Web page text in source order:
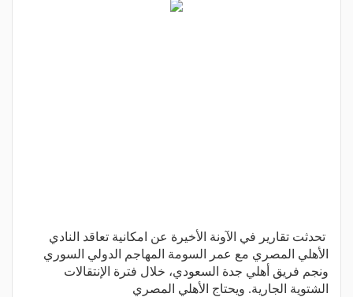
تحدثت تقارير في الآونة الأخيرة عن امكانية تعاقد النادي
الأهلي المصري مع عمر السومة المهاجم الدولي السوري
ونجم فريق أهلي جدة السعودي، خلال فترة الإنتقالات
الشتوية الجارية. ويحتاج الأهلي المصري